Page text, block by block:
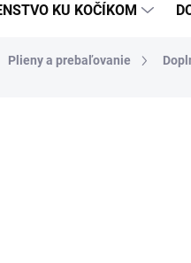
KU KOČÍKOM
Plieny a prebaľovanie